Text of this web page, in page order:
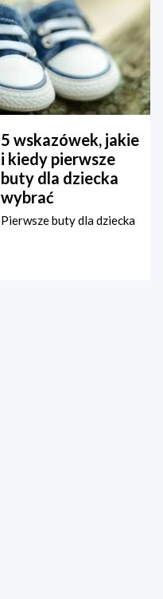
5 wskazówek, jakie
i kiedy pierwsze
buty dla dziecka
wybrać
Pierwsze buty dla dziecka